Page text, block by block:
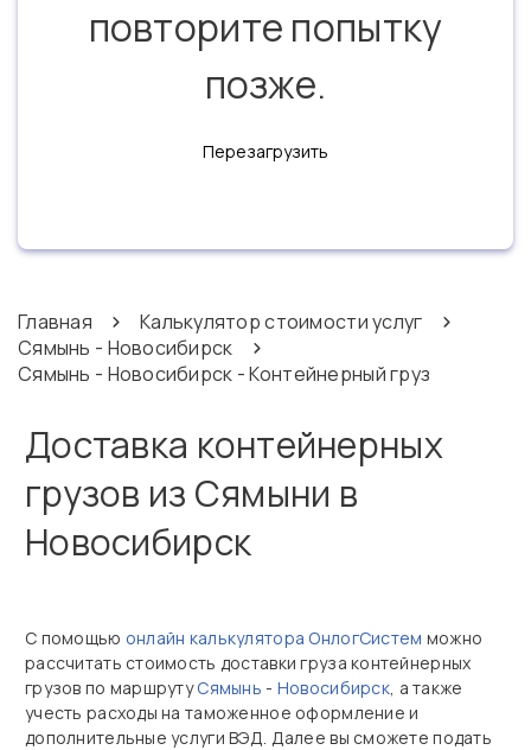
повторите попытку
позже.
Перезагрузить
Главная
Калькулятор стоимости услуг
Сямынь - Новосибирск
Сямынь - Новосибирск - Контейнерный груз
Доставка контейнерных
грузов из Сямыни в
Новосибирск
С помощью онлайн калькулятора ОнлогСистем можно
рассчитать стоимость доставки груза контейнерных
грузов по маршрутуСямынь - Новосибирск, а также
учесть расходы на таможенное оформление и
дополнительные услуги ВЭД. Далее вы сможете подать